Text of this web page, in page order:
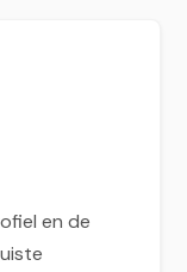
en de